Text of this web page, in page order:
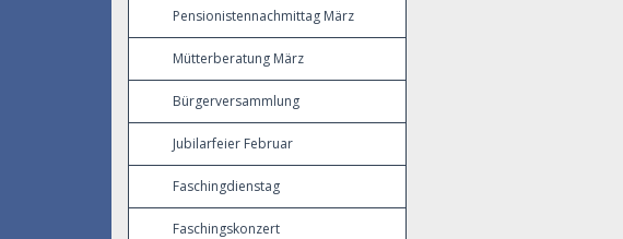
Pensionistennachmittag März
Mütterberatung März
Bürgerversammlung
Jubilarfeier Februar
Faschingdienstag
Faschingskonzert